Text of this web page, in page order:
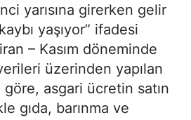
yarısına girerken gelir
yaşıyor” ifadesi
– Kasım döneminde
üzerinden yapılan
asgari ücretin satın
gıda, barınma ve